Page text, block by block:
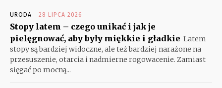
URODA 28 LIPCA 2026
Stopy latem – czego unikać i jak je
pielęgnować, aby były miękkie i gładkie Latem
stopy są bardziej widoczne, ale też bardziej narażone na
przesuszenie, otarcia i nadmierne rogowacenie. Zamiast
sięgać po mocną...